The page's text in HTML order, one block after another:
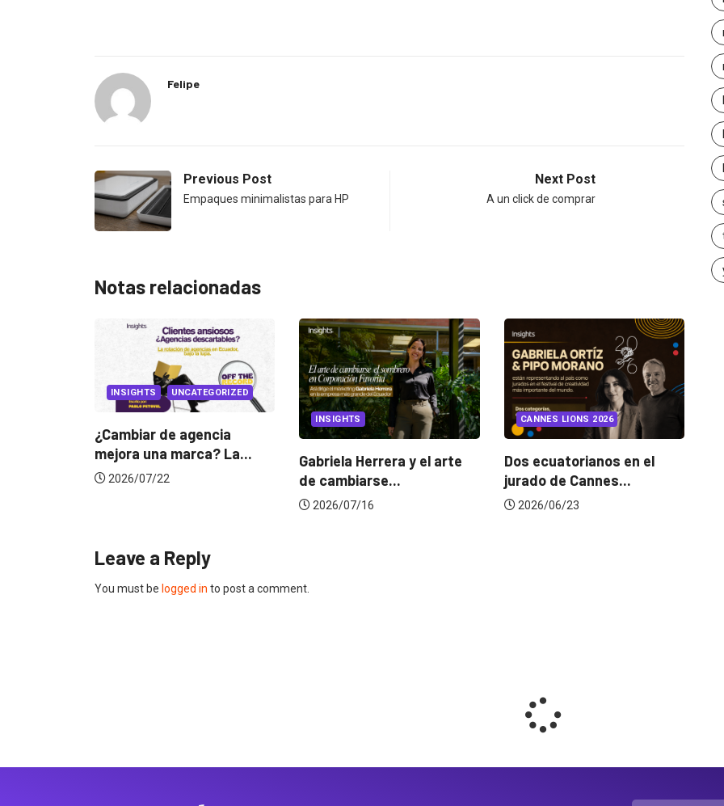
Felipe
Previous Post
Empaques minimalistas para HP
Next Post
A un click de comprar
Notas relacionadas
Gabriela Herrera y el arte
de cambiarse...
CANNES LIONS 2026
Dos ecuatorianos en el
jurado de Cannes...
2026/06/23
INSIGHTS UNCATEGORIZED
¿Cambiar de agencia
mejora una marca? La...
2026/07/22
Leave a Reply
You must be logged in to post a comment.